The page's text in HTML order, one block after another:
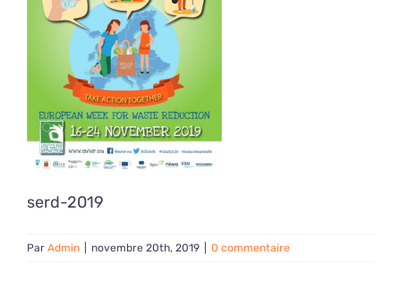
serd-2019
Par Admin novembre 20th, 2019 0 commentaire